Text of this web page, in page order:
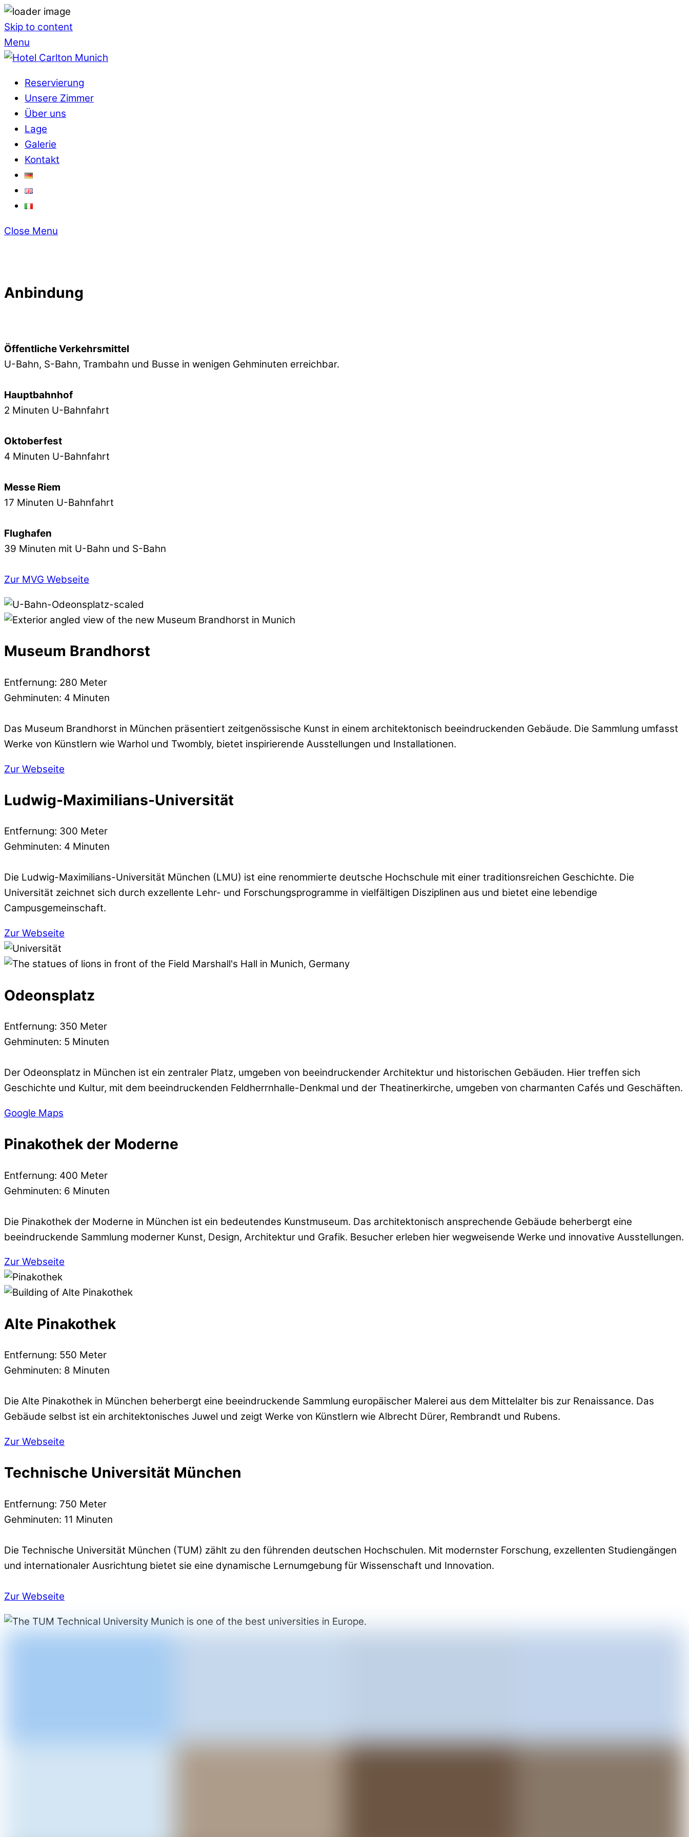
Skip to content
Menu
Reservierung
Unsere Zimmer
Über uns
Lage
Galerie
Kontakt
Close Menu
Anbindung
Öffentliche Verkehrsmittel
U-Bahn, S-Bahn, Trambahn und Busse in wenigen Gehminuten erreichbar.
Hauptbahnhof
2 Minuten U-Bahnfahrt
Oktoberfest
4 Minuten U-Bahnfahrt
Messe Riem
17 Minuten U-Bahnfahrt
Flughafen
39 Minuten mit U-Bahn und S-Bahn
Zur MVG Webseite
Museum Brandhorst
Entfernung: 280 Meter
Gehminuten: 4 Minuten
Das Museum Brandhorst in München präsentiert zeitgenössische Kunst in einem architektonisch beeindruckenden Gebäude. Die Sammlung umfasst
Werke von Künstlern wie Warhol und Twombly, bietet inspirierende Ausstellungen und Installationen.
Zur Webseite
Ludwig-Maximilians-Universität
Entfernung: 300 Meter
Gehminuten: 4 Minuten
Die Ludwig-Maximilians-Universität München (LMU) ist eine renommierte deutsche Hochschule mit einer traditionsreichen Geschichte. Die
Universität zeichnet sich durch exzellente Lehr- und Forschungsprogramme in vielfältigen Disziplinen aus und bietet eine lebendige
Campusgemeinschaft.
Zur Webseite
Odeonsplatz
Entfernung: 350 Meter
Gehminuten: 5 Minuten
Der Odeonsplatz in München ist ein zentraler Platz, umgeben von beeindruckender Architektur und historischen Gebäuden. Hier treffen sich
Geschichte und Kultur, mit dem beeindruckenden Feldherrnhalle-Denkmal und der Theatinerkirche, umgeben von charmanten Cafés und Geschäften.
Google Maps
Pinakothek der Moderne
Entfernung: 400 Meter
Gehminuten: 6 Minuten
Die Pinakothek der Moderne in München ist ein bedeutendes Kunstmuseum. Das architektonisch ansprechende Gebäude beherbergt eine
beeindruckende Sammlung moderner Kunst, Design, Architektur und Grafik. Besucher erleben hier wegweisende Werke und innovative Ausstellungen.
Zur Webseite
Alte Pinakothek
Entfernung: 550 Meter
Gehminuten: 8 Minuten
Die Alte Pinakothek in München beherbergt eine beeindruckende Sammlung europäischer Malerei aus dem Mittelalter bis zur Renaissance. Das
Gebäude selbst ist ein architektonisches Juwel und zeigt Werke von Künstlern wie Albrecht Dürer, Rembrandt und Rubens.
Zur Webseite
Technische Universität München
Entfernung: 750 Meter
Gehminuten: 11 Minuten
Die Technische Universität München (TUM) zählt zu den führenden deutschen Hochschulen. Mit modernster Forschung, exzellenten Studiengängen
und internationaler Ausrichtung bietet sie eine dynamische Lernumgebung für Wissenschaft und Innovation.
Zur Webseite